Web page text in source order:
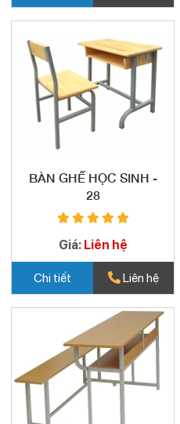
BÀN GHẾ HỌC SINH -
28
Giá: Liên hệ
Chi tiết Liên hệ